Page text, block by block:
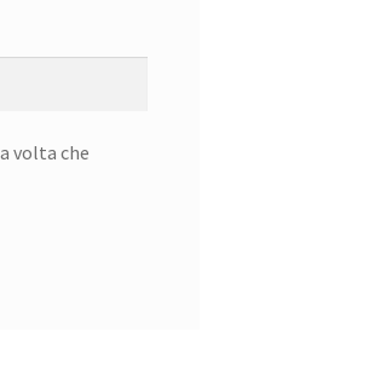
volta che